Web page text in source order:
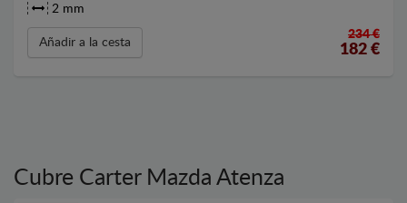
2 mm
Añadir a la cesta
234 €
182 €
Cubre Carter Mazda Atenza